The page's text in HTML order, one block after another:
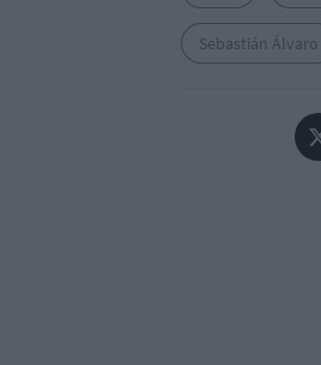
Sebastián Álvaro